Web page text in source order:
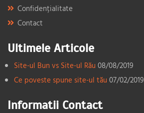
Confidențialitate
Contact
Ultimele Articole
Site-ul Bun vs Site-ul Rău 08/08/2019
Ce poveste spune site-ul tău 07/02/2019
Informatii Contact